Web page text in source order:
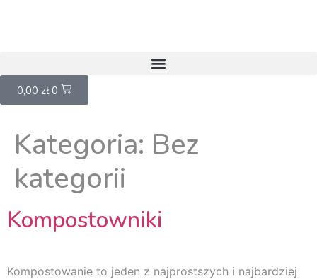
0,00 zł 0
Kategoria: Bez
kategorii
Kompostowniki
Kompostowanie to jeden z najprostszych i najbardziej